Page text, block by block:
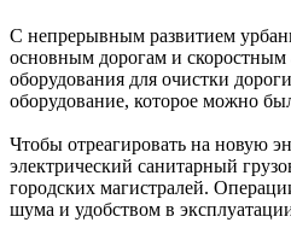
С непрерывным развитием
основным дорогам и скоростным
оборудования для очистки
оборудование, которое можно
Чтобы отреагировать на новую
электрический санитарный
городских магистралей.
шума и удобством в